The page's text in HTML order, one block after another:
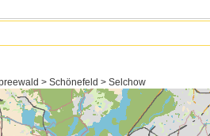
> Schönefeld > Selchow